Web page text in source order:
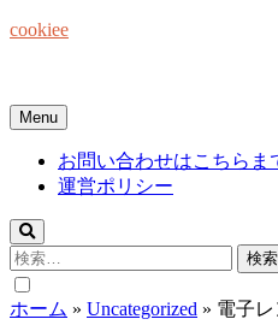
Skip
cookiee
Menu
お問い合わせはこちらま
運営ポリシー
検
索:
ホーム » Uncategorized » 電子